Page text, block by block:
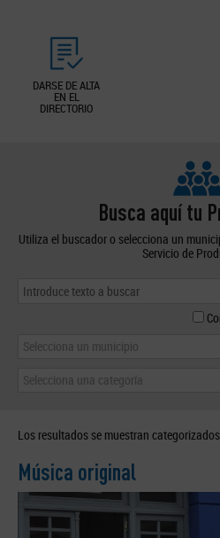
DARSE DE ALTA
EN EL
DIRECTORIO
Busca aquí tu
Utiliza el buscador o selecciona un
Servicio de
Selecciona un municipio
Selecciona una categoría
Los resultados se muestran
Música original